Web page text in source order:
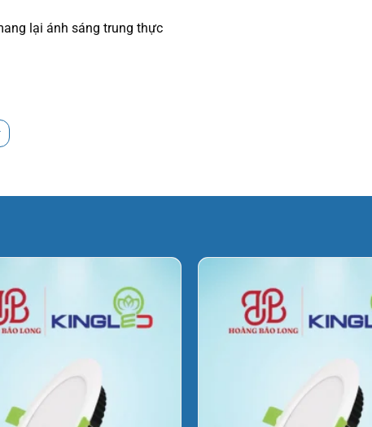
lại ánh sáng trung thực
sáng trang trí, chiếu sáng ở các nơi cần
MPE LBD-40
khăn.
– Sự tận tâm hỗ trợ báo giá khách hàng 24/7
cho khách hàng.
TP. Hồ Chí Minh